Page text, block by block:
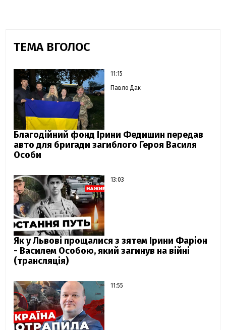
ТЕМА ВГОЛОС
11:15
Павло Дак
Благодійний фонд Ірини Федишин передав
авто для бригади загиблого Героя Василя
Особи
13:03
Як у Львові прощалися з зятем Ірини Фаріон
- Василем Особою, який загинув на війні
(трансляція)
11:55